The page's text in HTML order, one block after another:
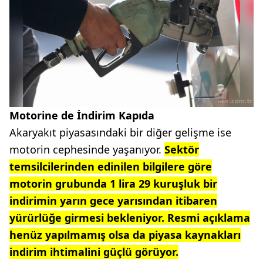
Motorine de İndirim Kapıda
Akaryakıt piyasasındaki bir diğer gelişme ise
motorin cephesinde yaşanıyor. Sektör
temsilcilerinden edinilen bilgilere göre
motorin grubunda 1 lira 29 kuruşluk bir
indirimin yarın gece yarısından itibaren
yürürlüğe girmesi bekleniyor. Resmi açıklama
henüz yapılmamış olsa da piyasa kaynakları
indirim ihtimalini güçlü görüyor.